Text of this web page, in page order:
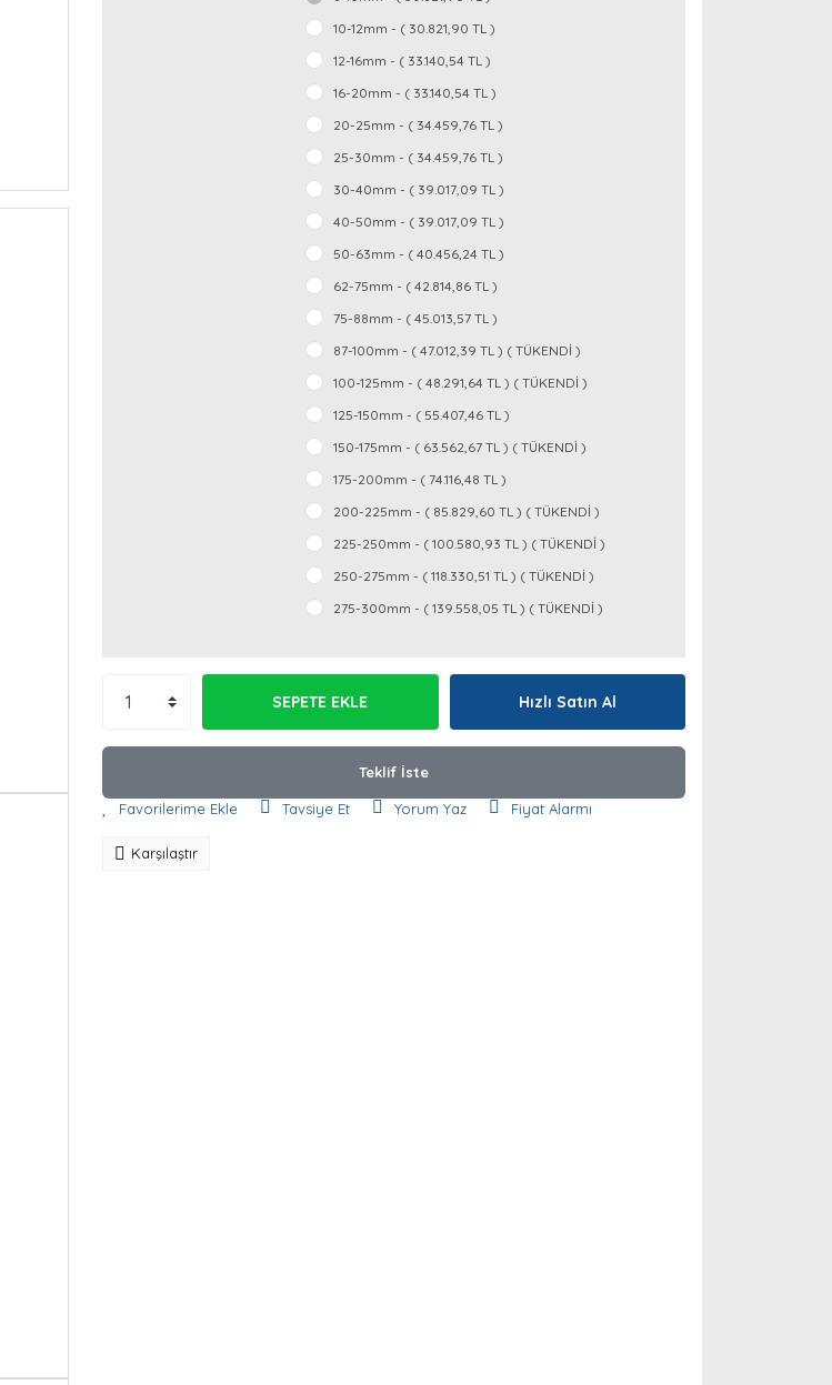
10-12mm - ( 30.821,90 TL )
12-16mm - ( 33.140,54 TL )
16-20mm - ( 33.140,54 TL )
20-25mm - ( 34.459,76 TL )
25-30mm - ( 34.459,76 TL )
30-40mm - ( 39.017,09 TL )
40-50mm - ( 39.017,09 TL )
50-63mm - ( 40.456,24 TL )
62-75mm - ( 42.814,86 TL )
75-88mm - ( 45.013,57 TL )
87-100mm - ( 47.012,39 TL ) ( TÜKENDİ )
100-125mm - ( 48.291,64 TL ) ( TÜKENDİ )
125-150mm - ( 55.407,46 TL )
150-175mm - ( 63.562,67 TL ) ( TÜKENDİ )
175-200mm - ( 74.116,48 TL )
200-225mm - ( 85.829,60 TL ) ( TÜKENDİ )
225-250mm - ( 100.580,93 TL ) ( TÜKENDİ )
250-275mm - ( 118.330,51 TL ) ( TÜKENDİ )
275-300mm - ( 139.558,05 TL ) ( TÜKENDİ )
SEPETE EKLE Hızlı Satın Al
Teklif İste
Tavsiye Et Yorum Yaz Fiyat Alarmı
Karşılaştır